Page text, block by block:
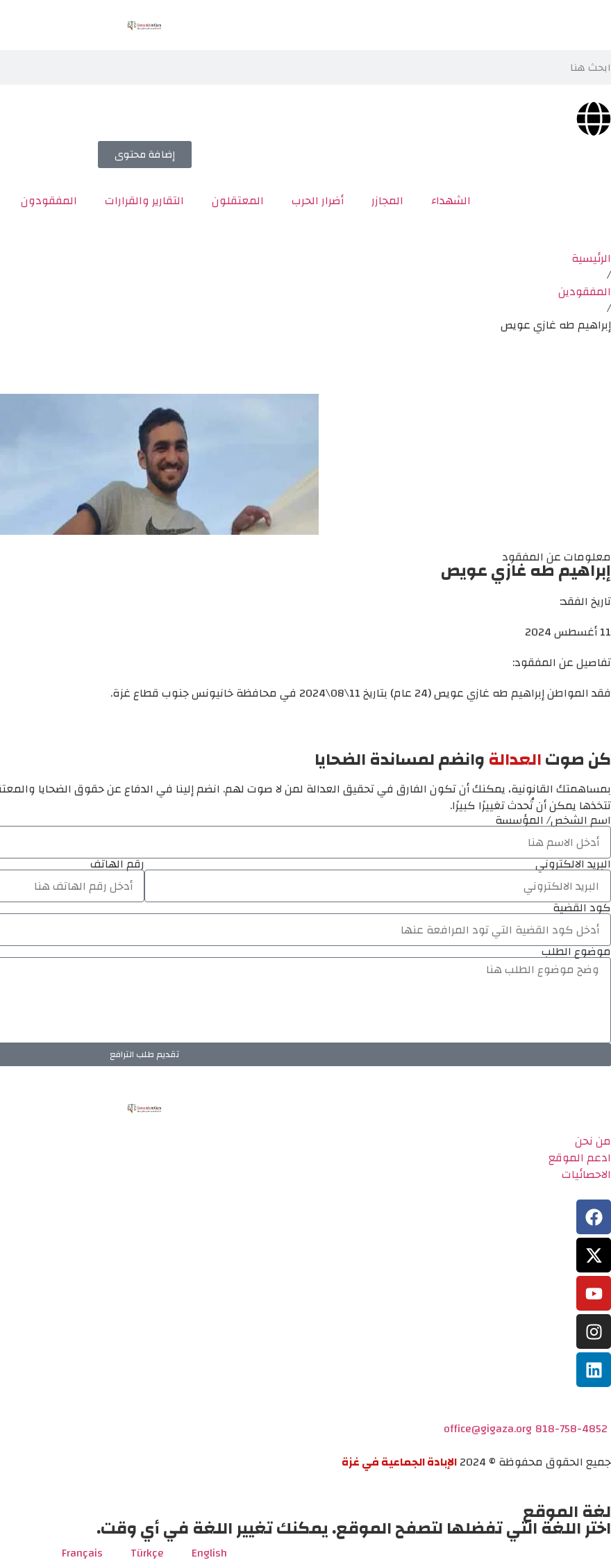
إضافة محتوى
الشهداء المجازر أضرار الحرب المعتقلون التقارير والقرارات المفقودون
الرئيسية
/
المفقودين
/
إبراهيم طه غازي عويص
معلومات عن المفقود
إبراهيم طه غازي عويص
تاريخ الفقد:
11 أغسطس 2024
تفاصيل عن المفقود:
فقد المواطن إبراهيم طه غازي عويص (24 عام) بتاريخ 11\08\2024 في محافظة خانيونس جنوب قطاع غزة.
كن صوتالعدالةوانضم لمساندة الضحايا
بمساهمتك القانونية، يمكنك أن تكون الفارق في تحقيق العدالة لمن لا صوت لهم. انضم إلينا في الدفاع عن حقوق الضحايا
تتخذها يمكن أن تُحدث تغييرًا كبيرًا.
اسم الشخص/ المؤسسة
البريد الالكتروني رقم الهاتف
كود القضية
موضوع الطلب
تقديم طلب الترافع
من نحن
ادعم الموقع
الاحصائيات
818-758-4852
office@gigaza.org
جميع الحقوق محفوظة © 2024
الإبادة الجماعية في غزة
لغة الموقع
اختر اللغة التي تفضلها لتصفح الموقع. يمكنك تغيير اللغة في أي وقت.
English
Türkçe
Français